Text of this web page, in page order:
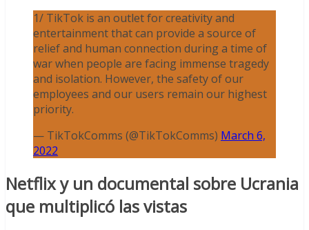
1/ TikTok is an outlet for creativity and
entertainment that can provide a source of
relief and human connection during a time of
war when people are facing immense tragedy
and isolation. However, the safety of our
employees and our users remain our highest
priority.
— TikTokComms (@TikTokComms) March 6,
2022
Netflix y un documental sobre Ucrania
que multiplicó las vistas